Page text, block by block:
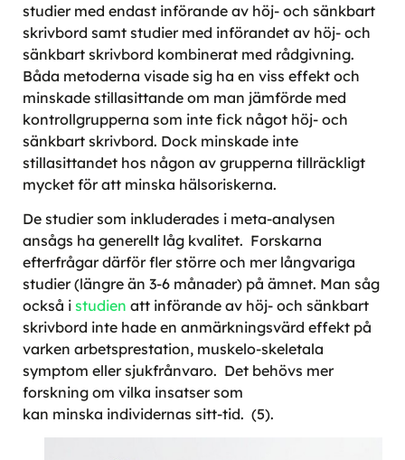
studier med endast införande av höj- och sänkbart
skrivbord samt studier med införandet av höj- och
sänkbart skrivbord kombinerat med rådgivning.
Båda metoderna visade sig ha en viss effekt och
minskade stillasittande om man jämförde med
kontrollgrupperna som inte fick något höj- och
sänkbart skrivbord. Dock minskade inte
stillasittandet hos någon av grupperna tillräckligt
mycket för att minska hälsoriskerna.
De studier som inkluderades i meta-analysen
ansågs ha generellt låg kvalitet. Forskarna
efterfrågar därför fler större och mer långvariga
studier (längre än 3-6 månader) på ämnet. Man såg
också i studien att införande av höj- och sänkbart
skrivbord inte hade en anmärkningsvärd effekt på
varken arbetsprestation, muskelo-skeletala
symptom eller sjukfrånvaro. Det behövs mer
forskning om vilka insatser som
kan minska individernas sitt-tid. (5).